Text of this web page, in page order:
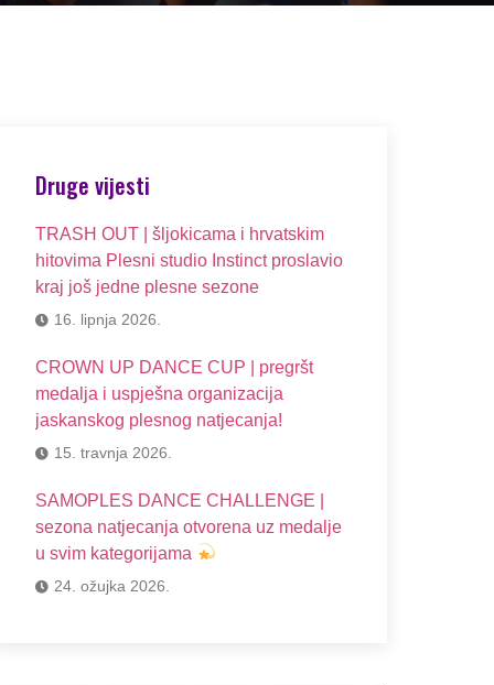
Druge vijesti
TRASH OUT | šljokicama i hrvatskim
hitovima Plesni studio Instinct proslavio
kraj još jedne plesne sezone
16. lipnja 2026.
CROWN UP DANCE CUP | pregršt
medalja i uspješna organizacija
jaskanskog plesnog natjecanja!
15. travnja 2026.
SAMOPLES DANCE CHALLENGE |
sezona natjecanja otvorena uz medalje
u svim kategorijama
24. ožujka 2026.